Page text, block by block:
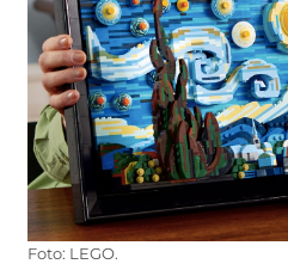
Foto: LEGO.